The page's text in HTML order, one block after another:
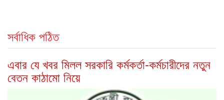
সর্বাধিক পঠিত
এবার যে খবর মিলল সরকারি কর্মকর্তা-কর্মচারীদের নতুন
বেতন কাঠামো নিয়ে